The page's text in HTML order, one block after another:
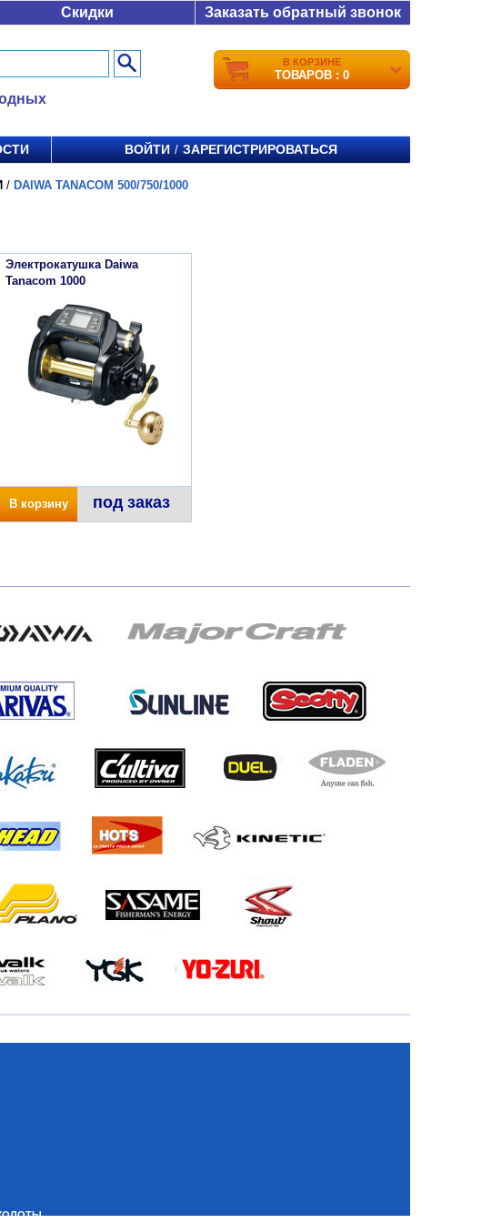
Скидки Заказать обратный звонок
В КОРЗИНЕ
ТОВАРОВ : 0
ВОЙТИ / ЗАРЕГИСТРИРОВАТЬСЯ
/ DAIWA TANACOM 500/750/1000
Электрокатушка Daiwa
Tanacom 1000
В корзину под заказ